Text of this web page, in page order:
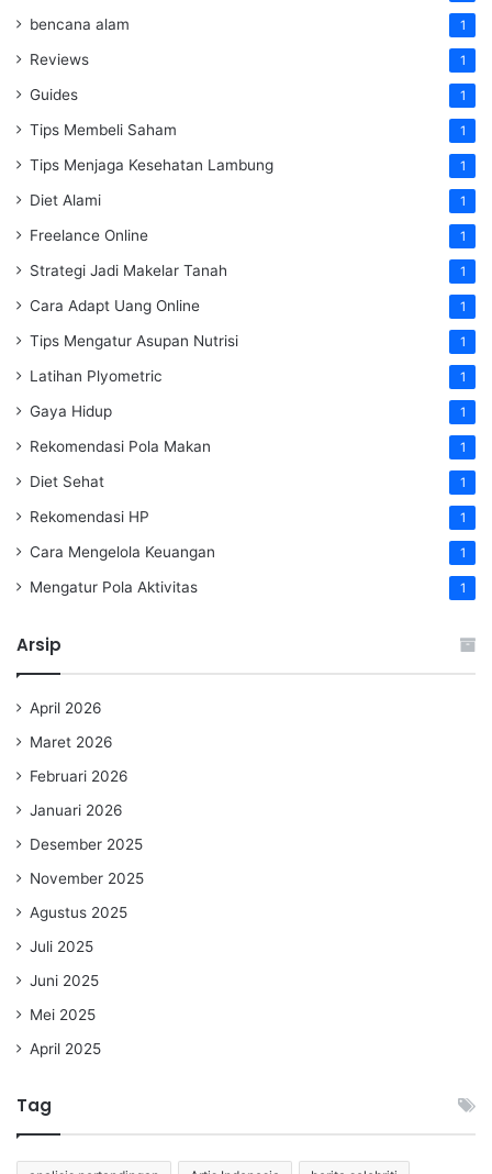
bencana alam 1
Reviews 1
Guides 1
Tips Membeli Saham 1
Tips Menjaga Kesehatan Lambung 1
Diet Alami 1
Freelance Online 1
Strategi Jadi Makelar Tanah 1
Cara Adapt Uang Online 1
Tips Mengatur Asupan Nutrisi 1
Latihan Plyometric 1
Gaya Hidup 1
Rekomendasi Pola Makan 1
Diet Sehat 1
Rekomendasi HP 1
Cara Mengelola Keuangan 1
Mengatur Pola Aktivitas 1
Arsip
April 2026
Maret 2026
Februari 2026
Januari 2026
Desember 2025
November 2025
Agustus 2025
Juli 2025
Juni 2025
Mei 2025
April 2025
Tag